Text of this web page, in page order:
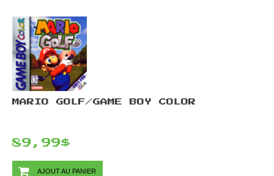
MARIO GOLF/GAME BOY COLOR
89,99$
AJOUT AU PANIER